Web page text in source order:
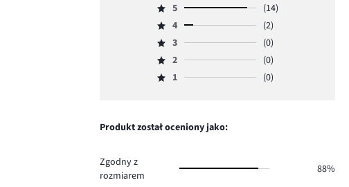
Ocena
5,
ilość
głosów
5
(14)
Ocena
4,
ilość
głosów
4
(2)
Ocena
3,
ilość
3
(0)
Ocena
2,
0.
2
(0)
Ocena
głosów
1 (0)
Produkt został oceniony jako:
Zgodny z
rozmiarem
88%